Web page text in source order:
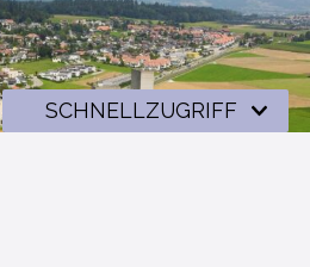
Schnellzugriff
SCHNELLZUGRIFF